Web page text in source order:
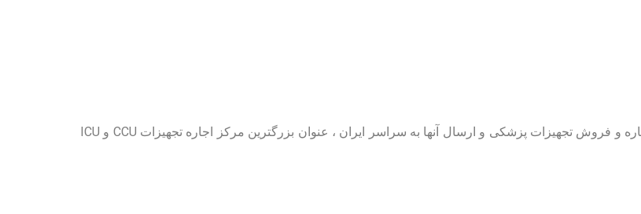
مرکز سی سی یو آی سی یو ، با داشتن بیش از یک دهه تجربه در اجاره و فروش تجهیزات پزشکی و ارسال آنها به سراسر ایران ، عنوان بزرگترین مرکز اجاره تجهیزات CCU و ICU